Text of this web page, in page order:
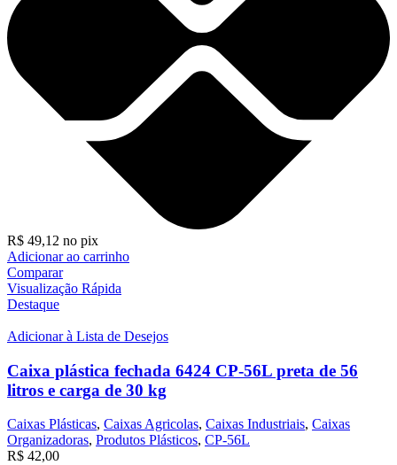
R$ 49,12 no pix
Adicionar ao carrinho
Comparar
Visualização Rápida
Destaque
Adicionar à Lista de Desejos
Caixa plástica fechada 6424 CP-56L preta de 56
litros e carga de 30 kg
Caixas Plásticas, Caixas Agricolas, Caixas Industriais, Caixas
Organizadoras, Produtos Plásticos, CP-56L
R$ 42,00